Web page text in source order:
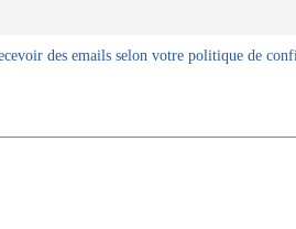
des emails selon votre politique de